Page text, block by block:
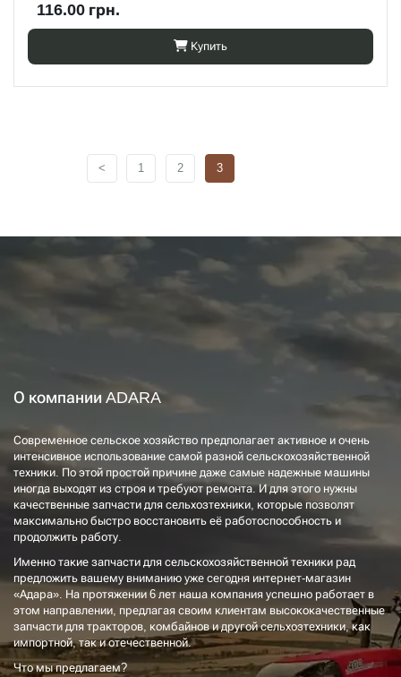
116.00 грн.
Купить
< 1 2 3
О компании ADARA
Современное сельское хозяйство предполагает активное и очень
интенсивное использование самой разной сельскохозяйственной
техники. По этой простой причине даже самые надежные машины
иногда выходят из строя и требуют ремонта. И для этого нужны
качественные запчасти для сельхозтехники, которые позволят
максимально быстро восстановить её работоспособность и
продолжить работу.
Именно такие запчасти для сельскохозяйственной техники рад
предложить вашему вниманию уже сегодня интернет-магазин
«Адара». На протяжении 6 лет наша компания успешно работает в
этом направлении, предлагая своим клиентам высококачественные
запчасти для тракторов, комбайнов и другой сельхозтехники, как
импортной, так и отечественной.
Что мы предлагаем?